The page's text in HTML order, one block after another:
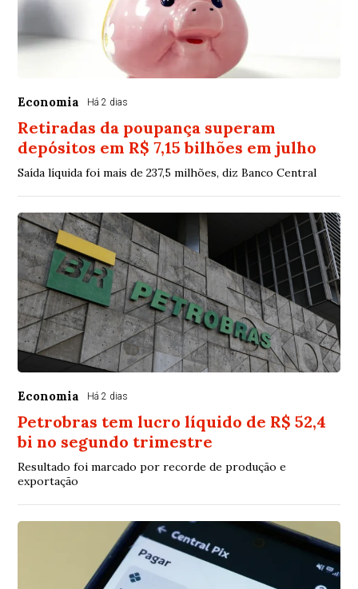
Economia Há 2 dias
Retiradas da poupança superam
depósitos em R$ 7,15 bilhões em julho
Saída líquida foi mais de 237,5 milhões, diz Banco Central
Economia Há 2 dias
Petrobras tem lucro líquido de R$ 52,4
bi no segundo trimestre
Resultado foi marcado por recorde de produção e
exportação